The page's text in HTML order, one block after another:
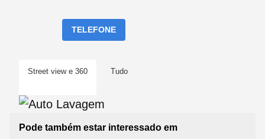
TELEFONE
Street view e 360 Tudo
Pode também estar interessado em